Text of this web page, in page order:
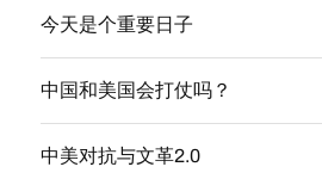
今天是个重要日子
中国和美国会打仗吗？
中美对抗与文革2.0